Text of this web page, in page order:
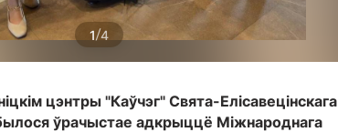
1/4
цэнтры "Каўчэг" Свята-Елісавецінскага
ўрачыстае адкрыццё Міжнароднага